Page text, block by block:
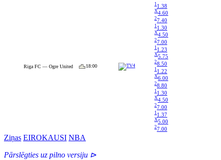
Riga FC — Ogre United 18:00
1 1.38
X4.60
27.40
1 1.30
X4.50
27.00
1 1.23
X5.75
28.50
1 1.22
X6.00
28.80
1 1.30
X4.50
27.00
1 1.37
X5.00
27.00
Ziņas EIROKAUSI NBA
Pārslēgties uz pilno versiju ⊳